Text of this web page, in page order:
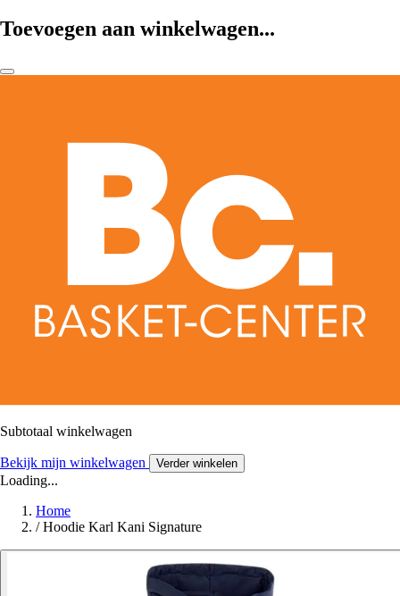
Toevoegen aan winkelwagen...
Subtotaal winkelwagen
Bekijk mijn winkelwagen Verder winkelen
Loading...
Home
/ Hoodie Karl Kani Signature